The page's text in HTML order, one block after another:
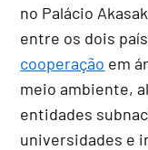
no Palácio
entre os dois
cooperação em
meio ambiente,
entidades
universidades e